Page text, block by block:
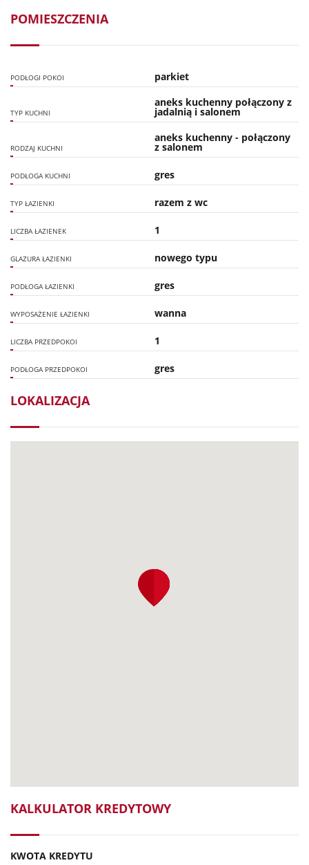
POMIESZCZENIA
PODŁOGI POKOI parkiet
TYP KUCHNI
aneks kuchenny połączony z
jadalnią i salonem
RODZAJ KUCHNI
aneks kuchenny - połączony
z salonem
PODŁOGA KUCHNI gres
TYP ŁAZIENKI razem z wc
LICZBA ŁAZIENEK 1
GLAZURA ŁAZIENKI nowego typu
PODŁOGA ŁAZIENKI gres
WYPOSAŻENIE ŁAZIENKI wanna
LICZBA PRZEDPOKOI 1
PODŁOGA PRZEDPOKOI gres
LOKALIZACJA
KALKULATOR KREDYTOWY
KWOTA KREDYTU